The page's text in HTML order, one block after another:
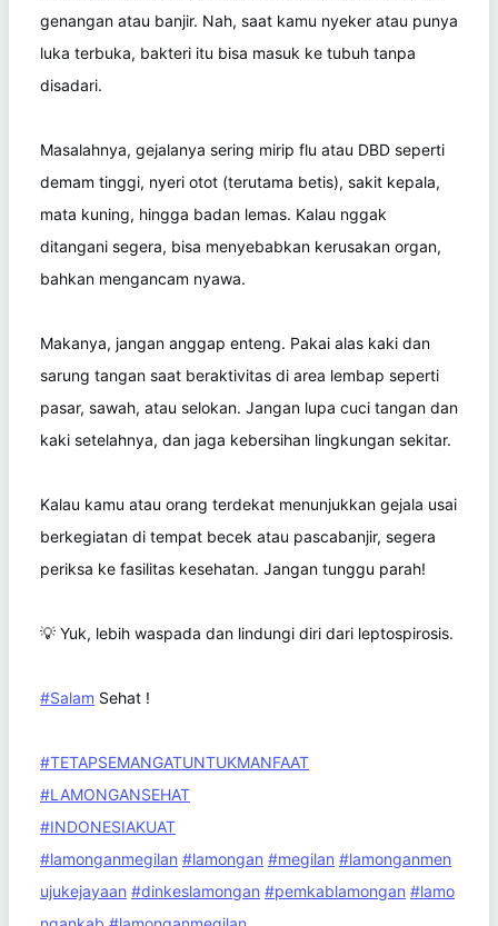
genangan atau banjir. Nah, saat kamu nyeker atau punya
luka terbuka, bakteri itu bisa masuk ke tubuh tanpa
disadari.
Masalahnya, gejalanya sering mirip flu atau DBD seperti
demam tinggi, nyeri otot (terutama betis), sakit kepala,
mata kuning, hingga badan lemas. Kalau nggak
ditangani segera, bisa menyebabkan kerusakan organ,
bahkan mengancam nyawa.
Makanya, jangan anggap enteng. Pakai alas kaki dan
sarung tangan saat beraktivitas di area lembap seperti
pasar, sawah, atau selokan. Jangan lupa cuci tangan dan
kaki setelahnya, dan jaga kebersihan lingkungan sekitar.
Kalau kamu atau orang terdekat menunjukkan gejala usai
berkegiatan di tempat becek atau pascabanjir, segera
periksa ke fasilitas kesehatan. Jangan tunggu parah!
💡 Yuk, lebih waspada dan lindungi diri dari leptospirosis.
#Salam Sehat !
#TETAPSEMANGATUNTUKMANFAAT
#LAMONGANSEHAT
#INDONESIAKUAT
#lamonganmegilan #lamongan #megilan #lamonganmen
ujukejayaan #dinkeslamongan #pemkablamongan #lamo